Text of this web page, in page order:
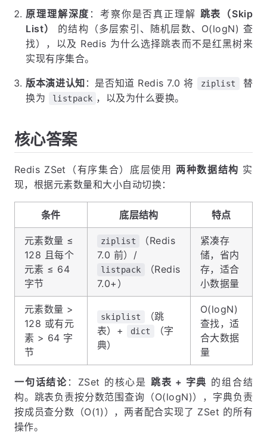
原理理解深度 ：考察你是否真正理解 跳表（Skip
List）
的结构（多层索引、随机层数、O(logN) 查
找），以及 Redis 为什么选择跳表而不是红黑树来
实现有序集合。
版本演进认知 ：是否知道 Redis 7.0 将 ziplist
替
换为
listpack ，以及为什么要换。
核心答案
Redis ZSet（有序集合）底层使用 两种数据结构 实
现，根据元素数量和大小自动切换：
条件 底层结构 特点
元素数量 ≤
128 且每个
元素 ≤ 64
字节
ziplist
（Redis
7.0 前）/
listpack
（Redis
7.0+）
紧凑存
储，省内
存，适合
小数据量
元素数量 >
128 或有元
素 > 64 字
节
skiplist
（跳
表）+
dict
（字
典）
O(logN)
查找，适
合大数据
量
一句话结论 ：ZSet 的核心是 跳表 + 字典 的组合结
构。跳表负责按分数范围查询（O(logN)），字典负责
按成员查分数（O(1)），两者配合实现了 ZSet 的所有
操作。